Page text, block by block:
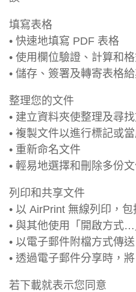
填寫表格
• 快速地填寫 PDF 表格
• 使用欄位驗證、計算和
• 儲存、簽署及轉寄表格
整理您的文件
• 建立資料夾使整理及尋
• 複製文件以進行標記或
• 重新命名文件
• 輕易地選擇和刪除多份
列印和共享文件
• 以 AirPrint 無線列印，
• 與其他使用「開啟方式
• 以電子郵件附檔方式傳
• 透過電子郵件分享時，
若下載就表示您同意